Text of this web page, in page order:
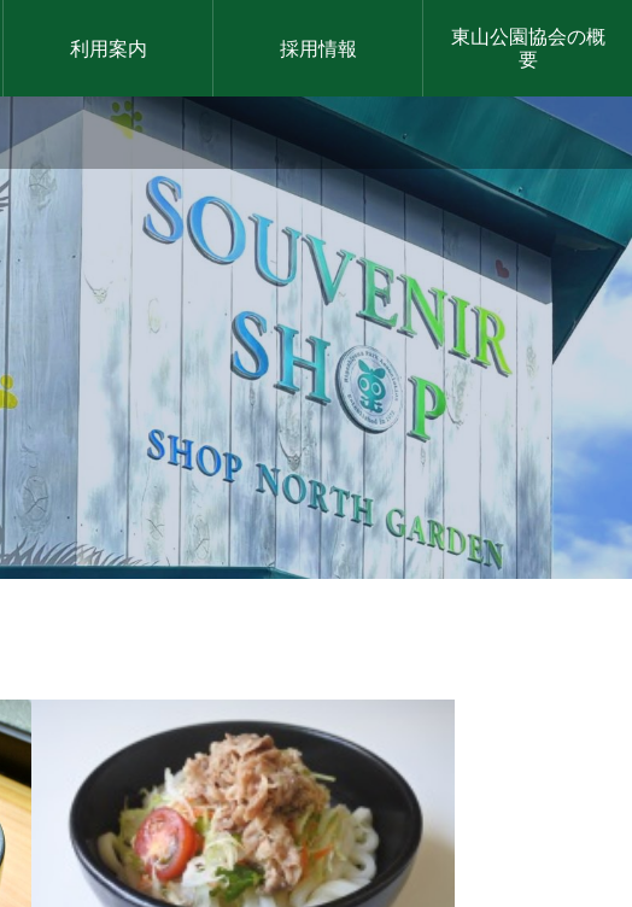
利用案内 採用情報
東山公園協会の概
要